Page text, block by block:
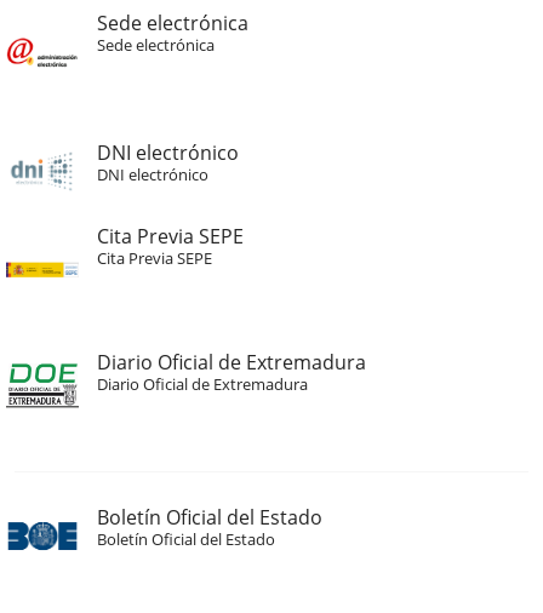
Sede electrónica
Sede electrónica
DNI electrónico
DNI electrónico
Cita Previa SEPE
Cita Previa SEPE
Diario Oficial de Extremadura
Diario Oficial de Extremadura
Boletín Oficial del Estado
Boletín Oficial del Estado